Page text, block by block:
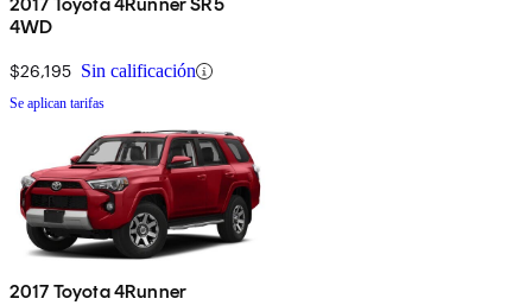
2017 Toyota 4Runner SR5
4WD
$26,195 Sin calificación
Se aplican tarifas
2017 Toyota 4Runner